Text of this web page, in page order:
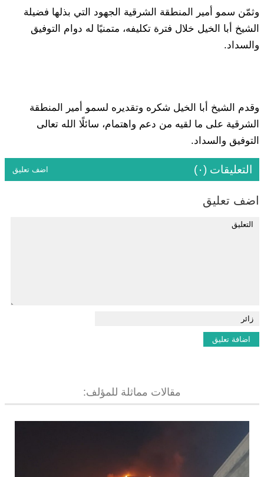
وثمّن سمو أمير المنطقة الشرقية الجهود التي بذلها فضيلة
الشيخ أبا الخيل خلال فترة تكليفه، متمنيًا له دوام التوفيق
والسداد.
وقدم الشيخ أبا الخيل شكره وتقديره لسمو أمير المنطقة
الشرقية على ما لقيه من دعم واهتمام، سائلًا الله تعالى
التوفيق والسداد.
التعليقات (٠) اضف تعليق
اضف تعليق
مقالات مماثلة للمؤلف: